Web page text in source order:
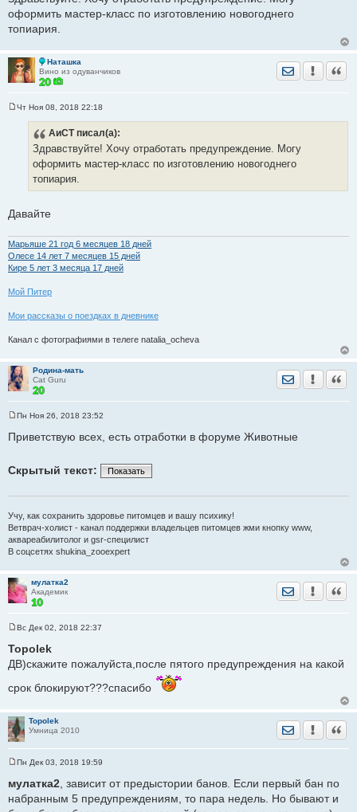
о
б
щ
е
и
е
оформить мастер-класс по изготовлению новогоднего
топиария.
Наташка
Вино из одуванчиков
Отправить
Чт Ноя 08, 2018 22:18
АиСТписал(а):
Здравствуйте! Хочу отработать предупреждение. Могу
оформить мастер-класс по изготовлению новогоднего
топиария.
Давайте
Марьяше 21 год 6 месяцев 18 дней
Олесе 14 лет 7 месяцев 15 дней
Кире 5 лет 3 месяца 17 дней
Мой Питер
Мои рассказы о поездках в дневнике
Канал с фотографиями в телеге natalia_ocheva
Родина-мать
Cat Guru
Отправить
о
е
е
Пн Ноя 26, 2018 23:52
Приветствую всех, есть отработки в форуме Животные
Скрытый текст: Показать
Учу, как сохранить здоровье питомцев и вашу психику!
Ветврач-холист - канал поддержки владельцев питомцев жми кнопку www,
аквареабилитолог и gsr-специлист
В соцсетях shukina_zooexpert
мулатка2
Академик
Отправить
о
б
щ
н
е
Вс Дек 02, 2018 22:37
Topolek
ДВ)скажите пожалуйста,после пятого предупреждения на какой
срок блокируют???спасибо
Topolek
Умница 2010
Отправить
о
б
Пн Дек 03, 2018 19:59
мулатка2, зависит от предыстории банов. Если первый бан по
набранным 5 предупреждениям, то пара недель. Но бывают и